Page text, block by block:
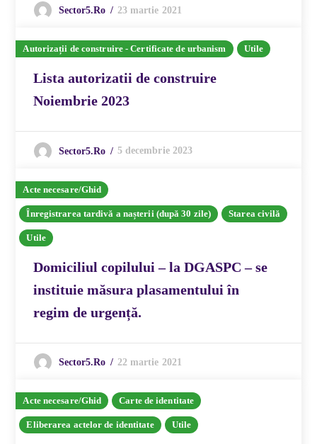
Sector5.ro 23 martie 2021
Autorizații de construire - Certificate de urbanism Utile
Lista autorizatii de construire
Noiembrie 2023
Sector5.ro 5 decembrie 2023
Acte necesare/Ghid
Înregistrarea tardivă a nașterii (după 30 zile) Starea civilă
Utile
Domiciliul copilului – la DGASPC – se
instituie măsura plasamentului în
regim de urgență.
Sector5.ro 22 martie 2021
Acte necesare/Ghid Carte de identitate
Eliberarea actelor de identitate Utile